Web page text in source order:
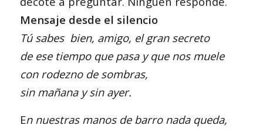
Mensaje desde el silencio
Tú sabes bien, amigo, el gran secreto
de ese tiempo que pasa y que nos muele
con rodezno de sombras,
sin mañana y sin ayer.
En nuestras manos de barro nada queda,